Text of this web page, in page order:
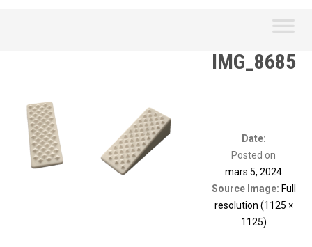
IMG_8685
Date:
Posted on
mars 5, 2024
Source Image: Full
resolution (1125 ×
1125)